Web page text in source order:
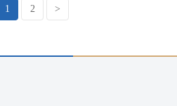
近期，在政府方、全
值观，高标准、高效率
1 2 >